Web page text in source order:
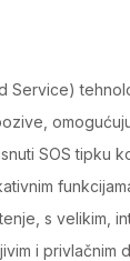
Service)
SOS
s velikim,
i